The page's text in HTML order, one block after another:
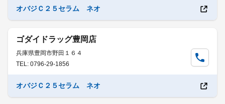
オバジＣ２５セラム ネオ
ゴダイドラッグ豊岡店
兵庫県豊岡市野田１６４
TEL: 0796-29-1856
オバジＣ２５セラム ネオ